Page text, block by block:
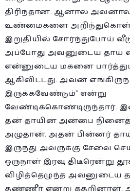
திரிந்தான். ஆனால்
உண்மைகளை
இறுதியில் சோர்ந்துபோய்
அப்போது அவனுடைய தாய்
என்னுடைய மகனை
ஆகிவிட்டது. அவன்
இருக்கவேண்டும்” என்று
வேண்டிக்கொண்டிருந்தார்.
தன் தாயின் அன்பை
அழுதான். அதன் பின்னர்
இருந்து அவருக்கு சேவை
ஒருநாள் இரவு திடீரென்று
விழித்தெழுந்த